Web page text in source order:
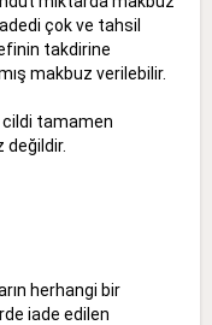
çok ve tahsil
takdirine
makbuz verilebilir.
cildi tamamen
değildir.
herhangi bir
iade edilen